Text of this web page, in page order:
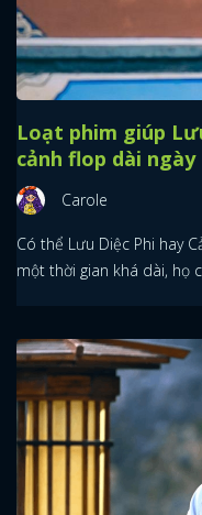
Loạt phim giúp
cảnh flop dài ngày
Carole
Có thể Lưu Diệc Phi hay
một thời gian khá dài, họ